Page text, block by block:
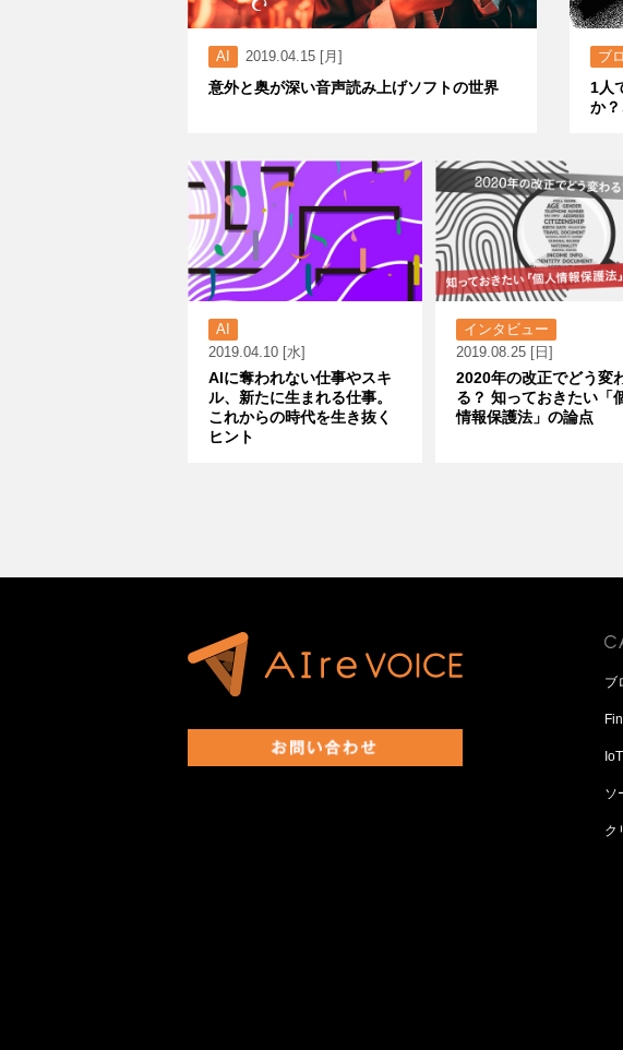
AI 2019.04.15 [月]
意外と奥が深い音声読み上げソフトの世界
ブ
1人
か
AI
2019.04.10 [水]
AIに奪われない仕事やスキ
ル、新たに生まれる仕事。
これからの時代を生き抜く
ヒント
インタビュー
2019.08.25 [日]
2020年の改正でどう変
る？ 知っておきたい「
情報保護法」の論点
ブ
IoT
ソ
ク